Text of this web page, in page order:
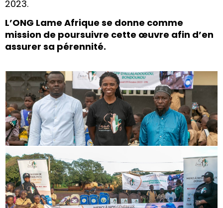
2023.
L’ONG Lame Afrique se donne comme
mission de poursuivre cette œuvre afin d’en
assurer sa pérennité.